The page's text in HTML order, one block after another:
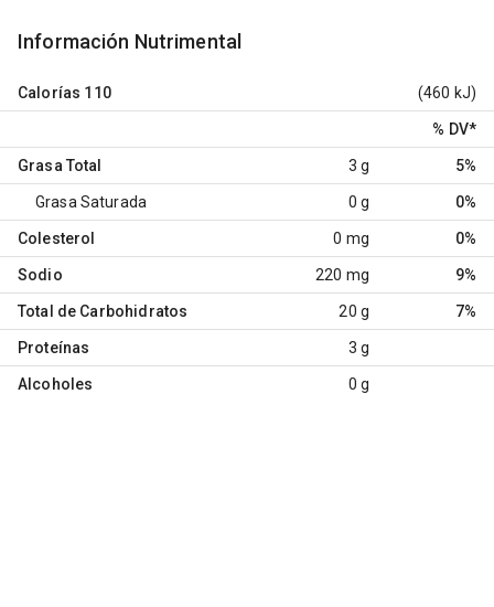
Información Nutrimental
Calorías 110 (460 kJ)
% DV*
Grasa Total 3 g 5%
Grasa Saturada 0 g 0%
Colesterol 0 mg 0%
Sodio 220 mg 9%
Total de Carbohidratos 20 g 7%
Proteínas 3 g
Alcoholes 0 g